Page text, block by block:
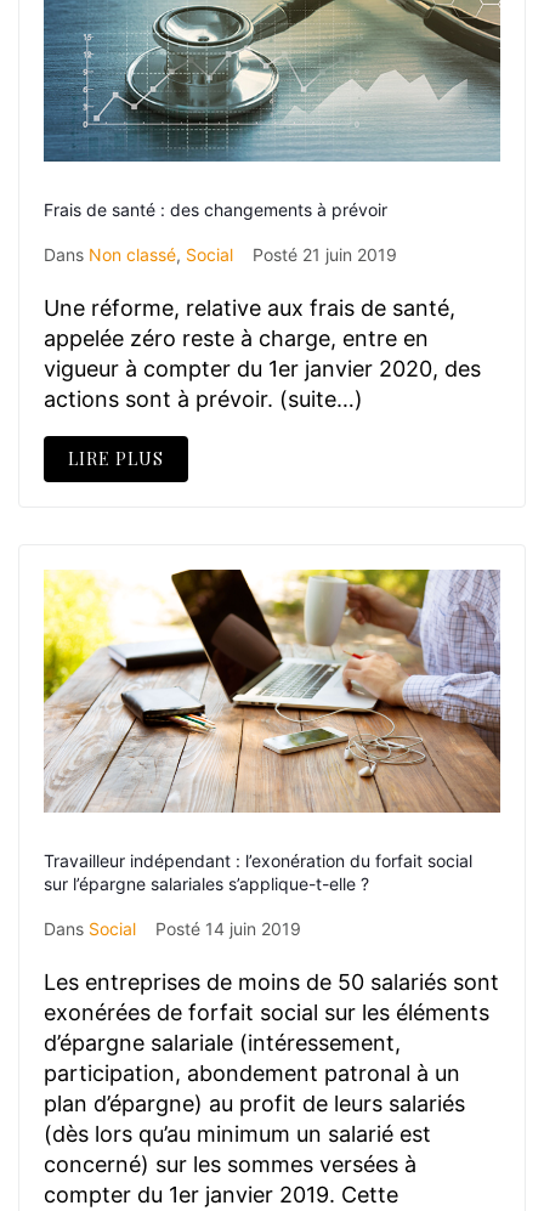
Frais de santé : des changements à prévoir
Dans Non classé, Social Posté 21 juin 2019
Une réforme, relative aux frais de santé,
appelée zéro reste à charge, entre en
vigueur à compter du 1er janvier 2020, des
actions sont à prévoir. (suite…)
LIRE PLUS
Travailleur indépendant : l’exonération du forfait social
sur l’épargne salariales s’applique-t-elle ?
Dans Social Posté 14 juin 2019
Les entreprises de moins de 50 salariés sont
exonérées de forfait social sur les éléments
d’épargne salariale (intéressement,
participation, abondement patronal à un
plan d’épargne) au profit de leurs salariés
(dès lors qu’au minimum un salarié est
concerné) sur les sommes versées à
compter du 1er janvier 2019. Cette